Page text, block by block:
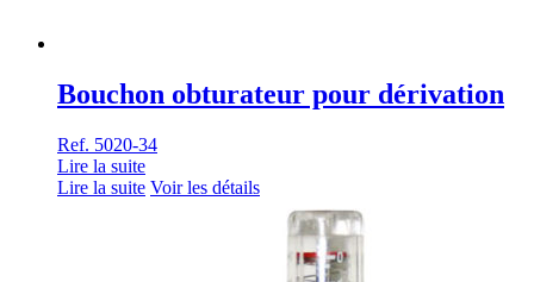
Bouchon obturateur pour dérivation
Ref. 5020-34
Lire la suite
Lire la suite Voir les détails